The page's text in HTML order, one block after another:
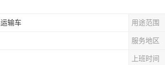
输车 用途范围
服务地区
上班时间